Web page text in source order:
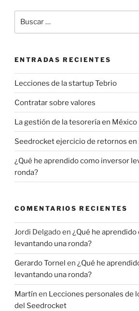
por:
ENTRADAS RECIENTES
Lecciones de la startup Tebrio
Contratar sobre valores
La gestión de la tesorería en México
Seedrocket ejercicio de retornos en
¿Qué he aprendido como inversor
ronda?
COMENTARIOS RECIENTES
Jordi Delgadoen ¿Qué he
levantando una ronda?
Gerardo Tornel en ¿Qué he
levantando una ronda?
Martín en Lecciones personales de
del Seedrocket